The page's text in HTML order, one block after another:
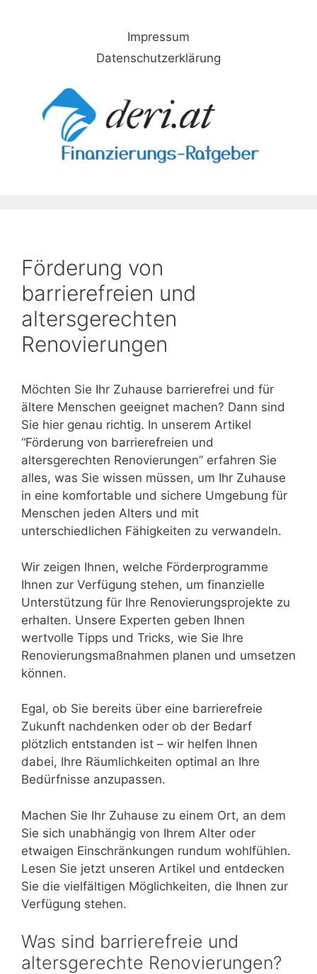
Impressum
Datenschutzerklärung
Förderung von
barrierefreien und
altersgerechten
Renovierungen
Möchten Sie Ihr Zuhause barrierefrei und für
ältere Menschen geeignet machen? Dann sind
Sie hier genau richtig. In unserem Artikel
“Förderung von barrierefreien und
altersgerechten Renovierungen” erfahren Sie
alles, was Sie wissen müssen, um Ihr Zuhause
in eine komfortable und sichere Umgebung für
Menschen jeden Alters und mit
unterschiedlichen Fähigkeiten zu verwandeln.
Wir zeigen Ihnen, welche Förderprogramme
Ihnen zur Verfügung stehen, um finanzielle
Unterstützung für Ihre Renovierungsprojekte zu
erhalten. Unsere Experten geben Ihnen
wertvolle Tipps und Tricks, wie Sie Ihre
Renovierungsmaßnahmen planen und umsetzen
können.
Egal, ob Sie bereits über eine barrierefreie
Zukunft nachdenken oder ob der Bedarf
plötzlich entstanden ist – wir helfen Ihnen
dabei, Ihre Räumlichkeiten optimal an Ihre
Bedürfnisse anzupassen.
Machen Sie Ihr Zuhause zu einem Ort, an dem
Sie sich unabhängig von Ihrem Alter oder
etwaigen Einschränkungen rundum wohlfühlen.
Lesen Sie jetzt unseren Artikel und entdecken
Sie die vielfältigen Möglichkeiten, die Ihnen zur
Verfügung stehen.
Was sind barrierefreie und
altersgerechte Renovierungen?